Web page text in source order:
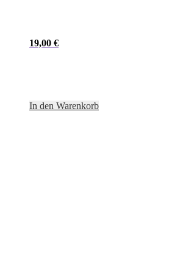
19,00 €
In den Warenkorb